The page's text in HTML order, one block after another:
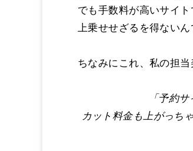
でも手数料が高いサイ
上乗せせざるを得ないん
ちなみにこれ、私の担当
「予約
カット料金も上がっち